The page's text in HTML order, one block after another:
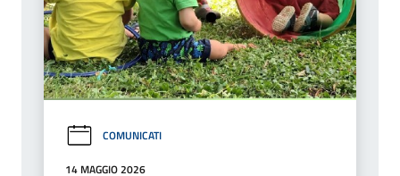
COMUNICATI
14 MAGGIO 2026